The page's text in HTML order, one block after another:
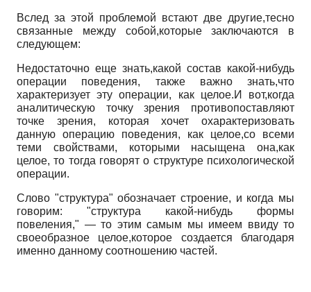
Вслед за этой проблемой встают две другие,тесно
связанные между собой,которые заключаются в
следующем:
Недостаточно еще знать,какой состав какой-нибудь
операции поведения, также важно знать,что
характеризует эту операции, как целое.И вот,когда
аналитическую точку зрения противопоставляют
точке зрения, которая хочет охарактеризовать
данную операцию поведения, как целое,со всеми
теми свойствами, которыми насыщена она,как
целое, то тогда говорят о структуре психологической
операции.
Слово "структура" обозначает строение, и когда мы
говорим: "структура какой-нибудь формы
повеления," — то этим самым мы имеем ввиду то
своеобразное целое,которое создается благодаря
именно данному соотношению частей.